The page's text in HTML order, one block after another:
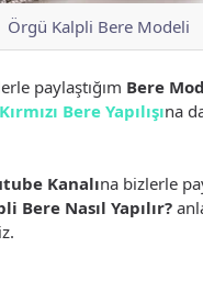
Örgü Kalpli Bere Modeli
paylaştığım Bere
Bere Yapılışına
Kanalına bizlerle
Bere Nasıl Yapılır?